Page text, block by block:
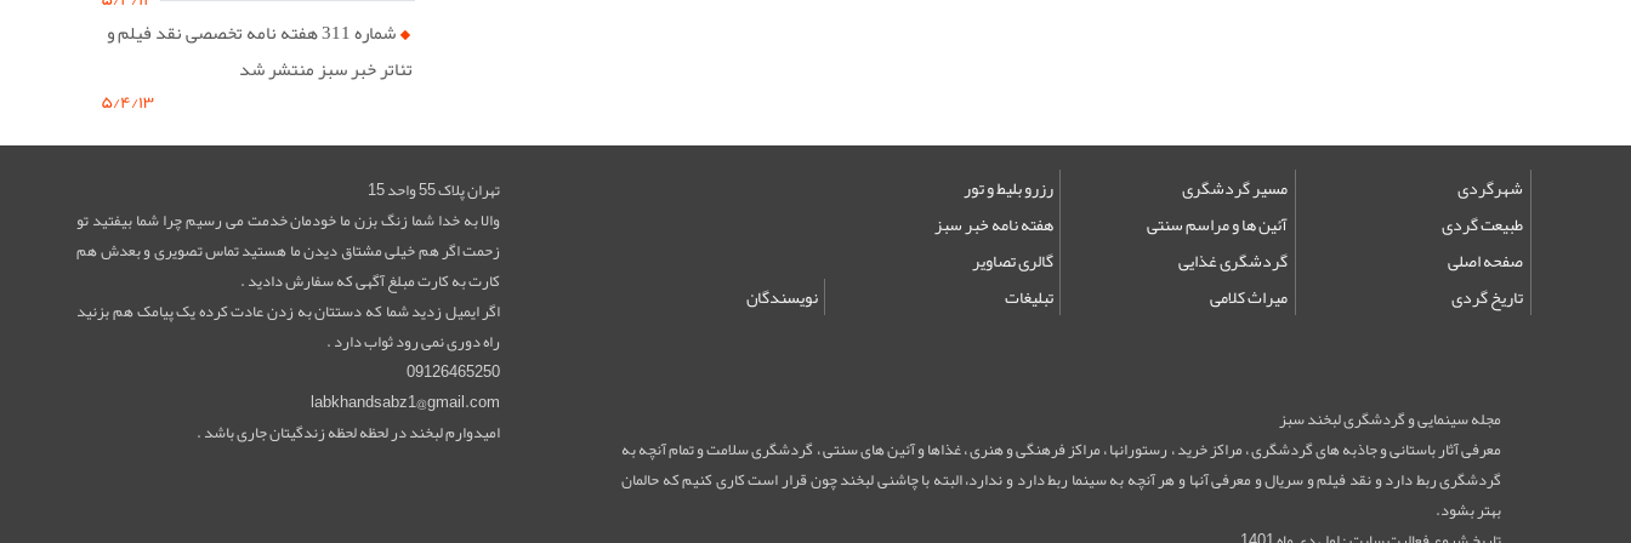
شماره 311 هفته نامه تخصصی نقد فیلم و
تئاتر خبر سبز منتشر شد
۵/۴/۱۳
شهرگردی
طبیعت گردی
صفحه اصلی
تاریخ گردی
مسیر گردشگری
آئین ها و مراسم سنتی
گردشگری غذایی
میراث کلامی
رزرو بلیط و تور
هفته نامه خبر سبز
گالری تصاویر
تبلیغات
نویسندگان
مجله سینمایی و گردشگری لبخند سبز
معرفی آثار باستانی و جاذبه های گردشگری ، مراکز خرید ، رستورانها ، مراکز فرهنگی و هنری ، غذاها و آئین های سنتی ، گردشگری سلامت و تمام آنچه به
گردشگری ربط دارد و نقد فیلم و سریال و معرفی آنها و هر آنچه به سینما ربط دارد و ندارد، البته با چاشنی لبخند چون قرار است کاری کنیم که حالمان
بهتر بشود.
تهران پلاک 55 واحد 15
والا به خدا شما زنگ بزن ما خودمان خدمت می رسیم چرا شما بیفتید تو
زحمت اگر هم خیلی مشتاق دیدن ما هستید تماس تصویری و بعدش هم
کارت به کارت مبلغ آگهی که سفارش دادید .
اگر ایمیل زدید شما که دستتان به زدن عادت کرده یک پیامک هم بزنید
راه دوری نمی رود ثواب دارد .
09126465250
labkhandsabz1@gmail.com
امیدوارم لبخند در لحظه لحظه زندگیتان جاری باشد .